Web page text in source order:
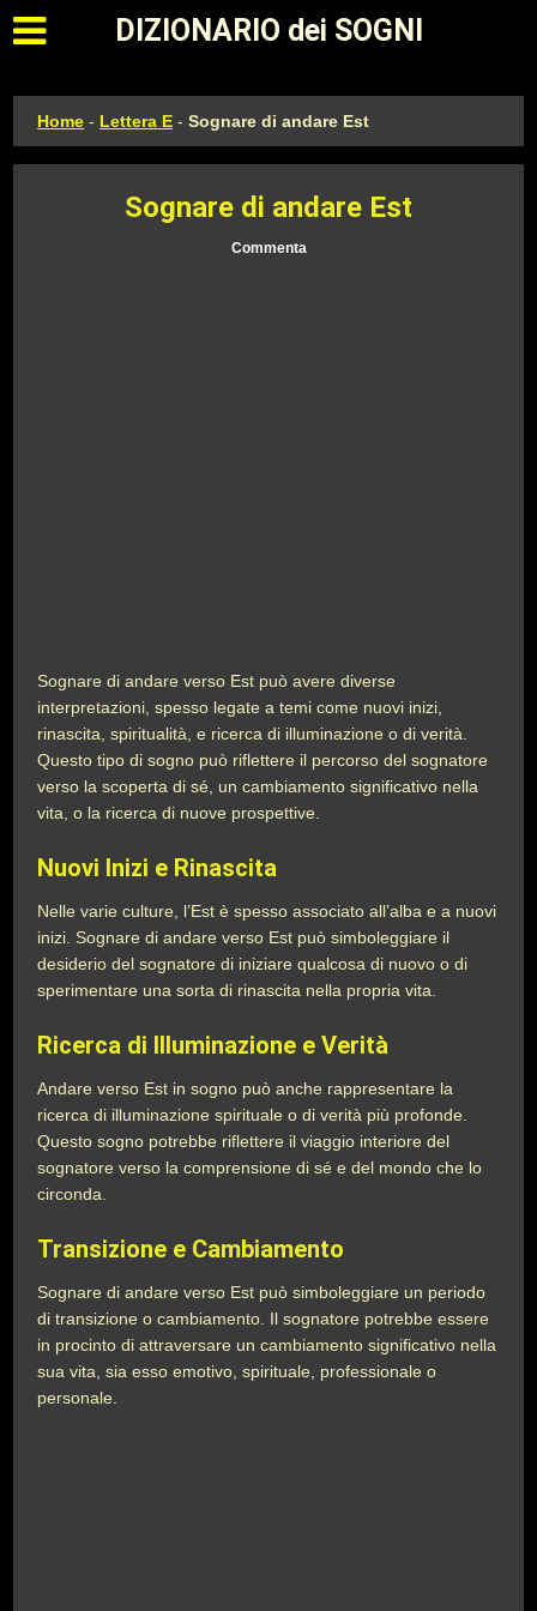
Apri il menu principale
DIZIONARIO dei SOGNI
Home - Lettera E -Sognare di andare Est
Sognare di andare Est
Commenta
Sognare di andare verso Est può avere diverse
interpretazioni, spesso legate a temi come nuovi inizi,
rinascita, spiritualità, e ricerca di illuminazione o di verità.
Questo tipo di sogno può riflettere il percorso del sognatore
verso la scoperta di sé, un cambiamento significativo nella
vita, o la ricerca di nuove prospettive.
Nuovi Inizi e Rinascita
Nelle varie culture, l’Est è spesso associato all’alba e a nuovi
inizi. Sognare di andare verso Est può simboleggiare il
desiderio del sognatore di iniziare qualcosa di nuovo o di
sperimentare una sorta di rinascita nella propria vita.
Ricerca di Illuminazione e Verità
Andare verso Est in sogno può anche rappresentare la
ricerca di illuminazione spirituale o di verità più profonde.
Questo sogno potrebbe riflettere il viaggio interiore del
sognatore verso la comprensione di sé e del mondo che lo
circonda.
Transizione e Cambiamento
Sognare di andare verso Est può simboleggiare un periodo
di transizione o cambiamento. Il sognatore potrebbe essere
in procinto di attraversare un cambiamento significativo nella
sua vita, sia esso emotivo, spirituale, professionale o
personale.